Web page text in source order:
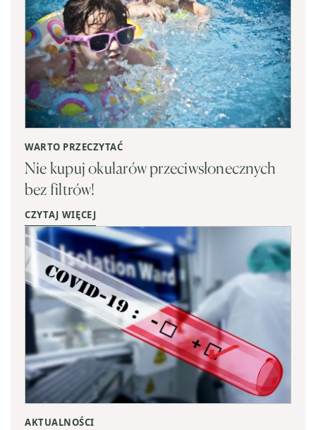
WARTO PRZECZYTAĆ
Nie kupuj okularów przeciwsłonecznych
bez filtrów!
CZYTAJ WIĘCEJ
AKTUALNOŚCI